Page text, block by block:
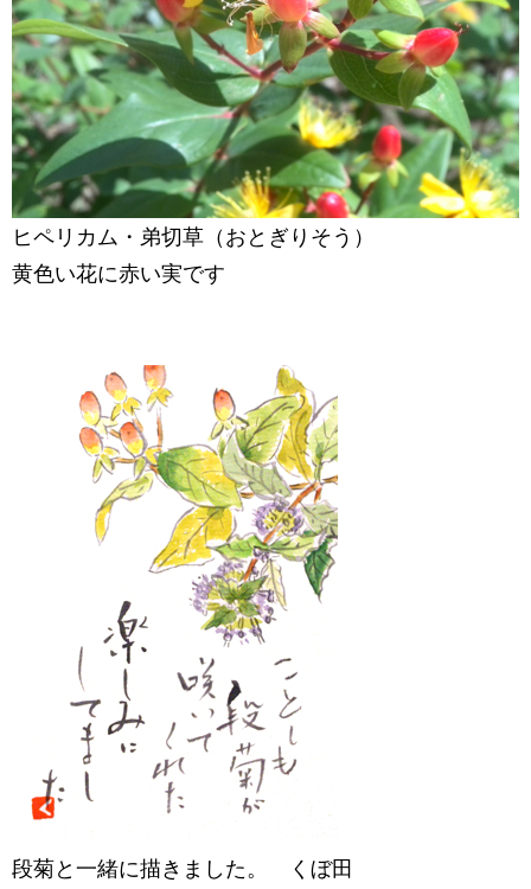
ヒペリカム・弟切草（おとぎりそう）
黄色い花に赤い実です
段菊と一緒に描きました。 くぼ田